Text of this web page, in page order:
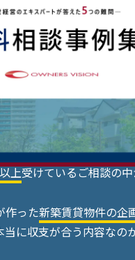
上受けているご相談の
作った新築賃貸物件の企
当に収支が合う内容なの